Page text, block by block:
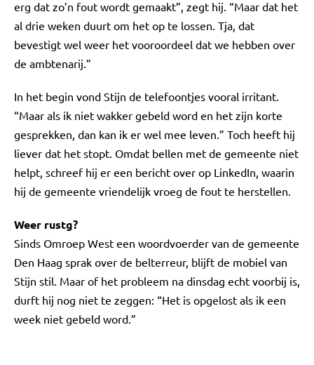
erg dat zo’n fout wordt gemaakt”, zegt hij. “Maar dat het
al drie weken duurt om het op te lossen. Tja, dat
bevestigt wel weer het vooroordeel dat we hebben over
de ambtenarij.”
In het begin vond Stijn de telefoontjes vooral irritant.
“Maar als ik niet wakker gebeld word en het zijn korte
gesprekken, dan kan ik er wel mee leven.” Toch heeft hij
liever dat het stopt. Omdat bellen met de gemeente niet
helpt, schreef hij er een bericht over op LinkedIn, waarin
hij de gemeente vriendelijk vroeg de fout te herstellen.
Weer rustg?
Sinds Omroep West een woordvoerder van de gemeente
Den Haag sprak over de belterreur, blijft de mobiel van
Stijn stil. Maar of het probleem na dinsdag echt voorbij is,
durft hij nog niet te zeggen: “Het is opgelost als ik een
week niet gebeld word.”